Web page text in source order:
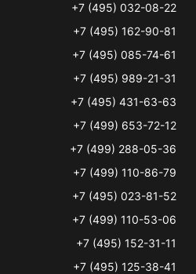
+7 (495) 032-08-22
+7 (495) 162-90-81
+7 (495) 085-74-61
+7 (495) 989-21-31
+7 (495) 431-63-63
+7 (499) 653-72-12
+7 (499) 288-05-36
+7 (499) 110-86-79
+7 (495) 023-81-52
+7 (499) 110-53-06
+7 (495) 152-31-11
+7 (495) 125-38-41